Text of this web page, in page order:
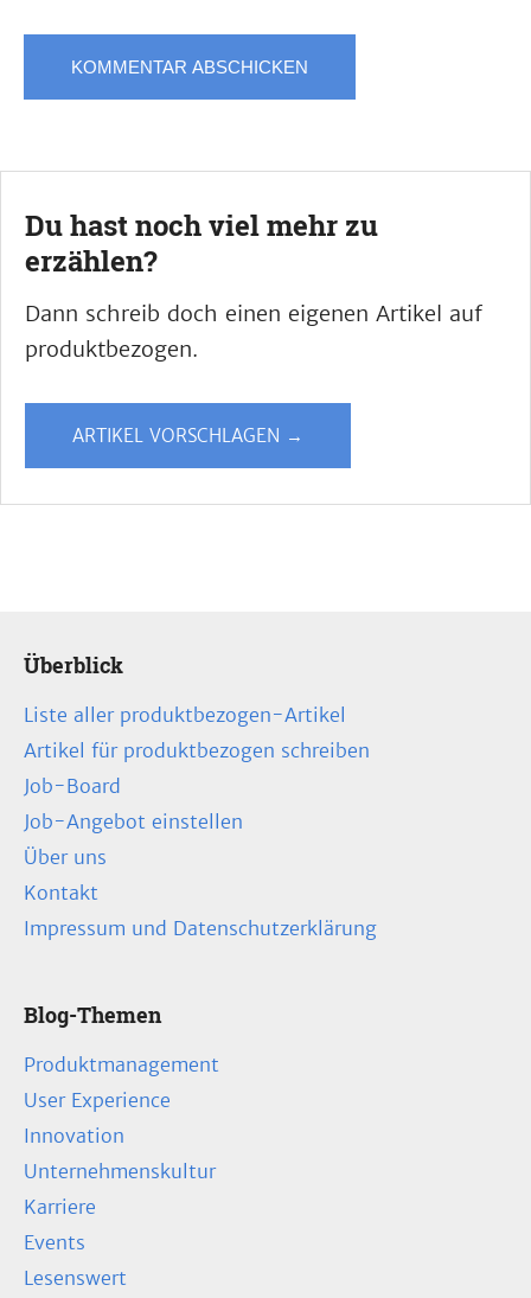
Du hast noch viel mehr zu
erzählen?
Dann schreib doch einen eigenen Artikel auf
produktbezogen.
ARTIKEL VORSCHLAGEN →
Überblick
Liste aller produktbezogen-Artikel
Artikel für produktbezogen schreiben
Job-Board
Job-Angebot einstellen
Über uns
Kontakt
Impressum und Datenschutzerklärung
Blog-Themen
Produktmanagement
User Experience
Innovation
Unternehmenskultur
Karriere
Events
Lesenswert